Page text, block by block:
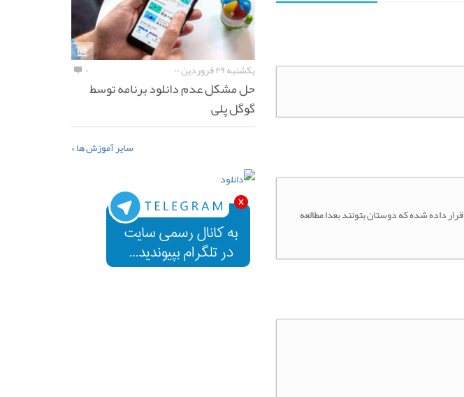
چون متنش زیاد بود در یک فایل pdf قرار داده شده که دوستان بتونند بعدا مطالعه
یکشنبه ۲۹ فروردین ۰۰ ۰
حل مشکل عدم دانلود برنامه توسط
گوگل پلی
سایر آموزش ها »